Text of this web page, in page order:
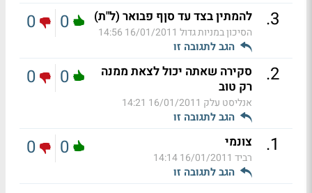
3
. להמתין בצד עד סןף פבואר (ל"ת)
הסיכון במניות גדול 16/01/2011 14:56
הגב לתגובה זו
0
0
2
.
סקירה שאתה יכול לצאת ממנה
רק טוב
אנליסט עלק 16/01/2011 14:21
הגב לתגובה זו
0
0
1
. צונמי
רביד 16/01/2011 14:14
הגב לתגובה זו
0
0